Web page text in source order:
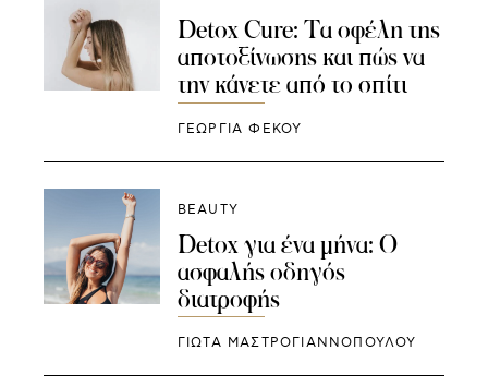
Detox Cure: Τα οφέλη της
αποτοξίνωσης και πώς να
την κάνετε από το σπίτι
ΓΕΩΡΓΙΑ ΦΕΚΟΥ
BEAUTY
Detox για ένα μήνα: Ο
ασφαλής οδηγός
διατροφής
ΓΙΩΤΑ ΜΑΣΤΡΟΓΙΑΝΝΟΠΟΥΛΟΥ